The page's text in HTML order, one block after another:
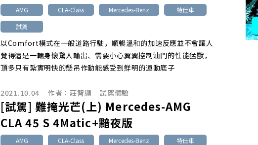
AMG CLA-Class Mercedes-Benz
特仕車
試駕
以Comfort模式在一般道路行駛，順暢溫和的加速反應並不會讓人
覺得這是一輛身懷驚人輸出、需要小心翼翼控制油門的性能猛獸，
頂多只有紮實明快的懸吊作動能感受到鮮明的運動底子
2021.10.04 作者：莊智顯 試駕體驗
[試駕] 難掩光芒(上) Mercedes-AMG
CLA 45 S 4Matic+黯夜版
AMG CLA-Class Mercedes-Benz
特仕車